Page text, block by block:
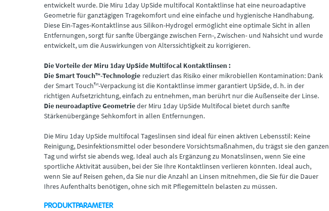
entwickelt wurde. Die Miru 1day UpSide multifocal Kontaktlinse hat eine neuroadaptive
Geometrie für ganztägigen Tragekomfort und eine einfache und hygienische Handhabung.
Diese Ein-Tages-Kontaktlinse aus Silikon-Hydrogel ermöglicht eine optimale Sicht in allen
Entfernungen, sorgt für sanfte Übergänge zwischen Fern-, Zwischen- und Nahsicht und wurde
entwickelt, um die Auswirkungen von Alterssichtigkeit zu korrigieren.
Die Vorteile der Miru 1day UpSide Multifocal Kontaktlinsen :
Die Smart Touch™-Technologie reduziert das Risiko einer mikrobiellen Kontamination: Dank
der Smart Touch™-Verpackung ist die Kontaktlinse immer garantiert UpSide, d. h. in der
richtigen Aufsetzrichtung, einfach zu entnehmen, man berührt nur die Außenseite der Linse.
Die neuroadaptive Geometrieder Miru 1day UpSide Multifocal bietet durch sanfte
Stärkenübergänge Sehkomfort in allen Entfernungen.
Die Miru 1day UpSide multifocal Tageslinsen sind ideal für einen aktiven Lebensstil: Keine
Reinigung, Desinfektionsmittel oder besondere Vorsichtsmaßnahmen, du trägst sie den ganzen
Tag und wirfst sie abends weg. Ideal auch als Ergänzung zu Monatslinsen, wenn Sie eine
sportliche Aktivität ausüben, bei der Sie Ihre Kontaktlinsen verlieren könnten. Ideal auch,
wenn Sie auf Reisen gehen, da Sie nur die Anzahl an Linsen mitnehmen, die Sie für die Dauer
Ihres Aufenthalts benötigen, ohne sich mit Pflegemitteln belasten zu müssen.
PRODUKTPARAMETER